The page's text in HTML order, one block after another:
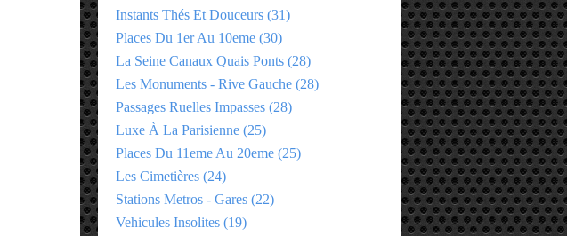
Instants Thés Et Douceurs (31)
Places Du 1er Au 10eme (30)
La Seine Canaux Quais Ponts (28)
Les Monuments - Rive Gauche (28)
Passages Ruelles Impasses (28)
Luxe À La Parisienne (25)
Places Du 11eme Au 20eme (25)
Les Cimetières (24)
Stations Metros - Gares (22)
Vehicules Insolites (19)